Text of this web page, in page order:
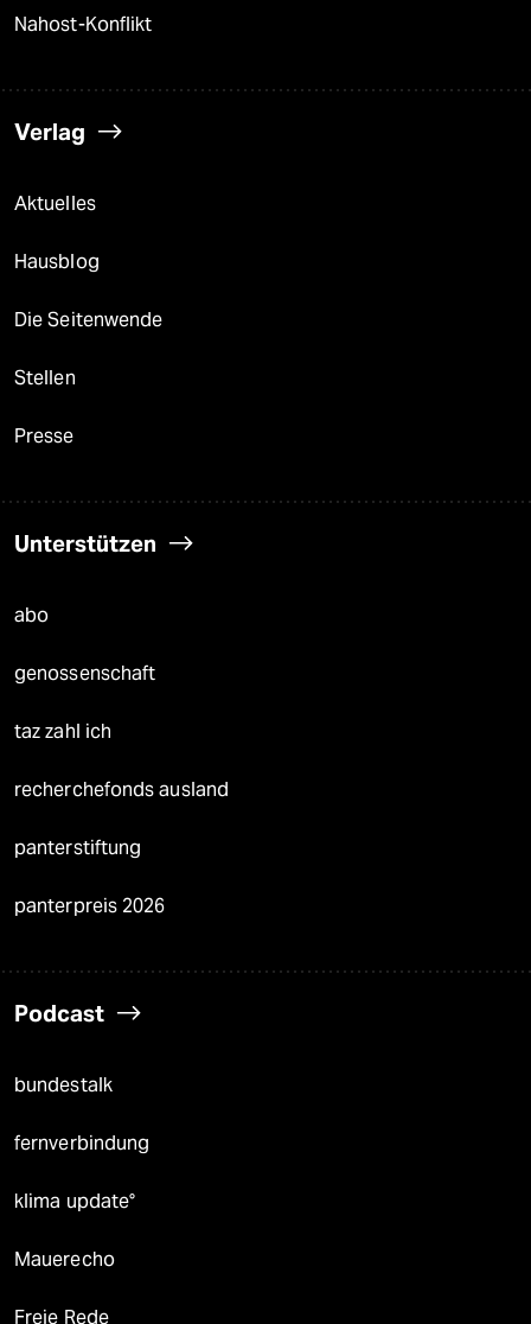
Nahost-Konflikt
Verlag
Aktuelles
Hausblog
Die Seitenwende
Stellen
Presse
Unterstützen
abo
genossenschaft
taz zahl ich
recherchefonds ausland
panterstiftung
panterpreis 2026
Podcast
bundestalk
fernverbindung
klima update°
Mauerecho
Freie Rede